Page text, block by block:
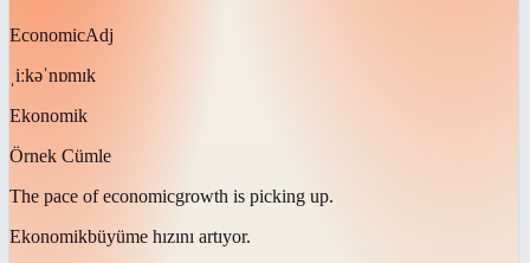
EconomicAdj
ˌiːkəˈnɒmɪk
Ekonomik
Örnek Cümle
The pace of economicgrowth is picking up.
Ekonomikbüyüme hızını artıyor.